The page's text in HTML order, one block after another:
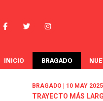
INICIO BRAGADO
BRAGADO | 10 MAY 2025
TRAYECTO MÁS